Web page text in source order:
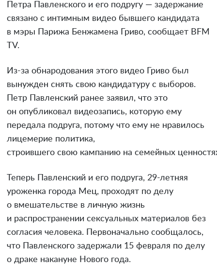
Петра Павленского и его подругу — задержание
связано с интимным видео бывшего кандидата
в мэры Парижа Бенжамена Гриво, сообщает BFM
TV.
Из-за обнародования этого видео Гриво был
вынужден снять свою кандидатуру с выборов.
Петр Павленский ранее заявил, что это
он опубликовал видеозапись, которую ему
передала подруга, потому что ему не нравилось
лицемерие политика,
строившего свою кампанию на семейных
Теперь Павленский и его подруга, 29-летняя
уроженка города Мец, проходят по делу
о вмешательстве в личную жизнь
и распространении сексуальных материалов без
согласия человека. Первоначально сообщалось,
что Павленского задержали 15 февраля по делу
о драке накануне Нового года.